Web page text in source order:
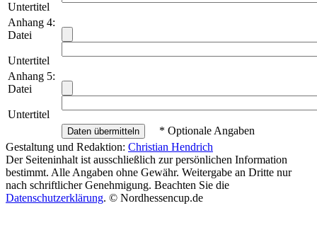
Untertitel
Anhang 4:
Datei
Untertitel
Anhang 5:
Datei
Untertitel
* Optionale Angaben
Gestaltung und Redaktion: Christian Hendrich
Der Seiteninhalt ist ausschließlich zur persönlichen Information
bestimmt. Alle Angaben ohne Gewähr. Weitergabe an Dritte nur
nach schriftlicher Genehmigung. Beachten Sie die
Datenschutzerklärung. © Nordhessencup.de